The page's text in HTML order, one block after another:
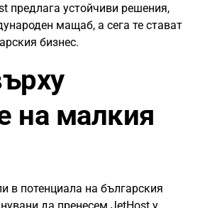
предлага устойчиви решения,
мащаб, а сега те стават
бизнес.
на малкия
в потенциала на българския
да пренесем JetHost у